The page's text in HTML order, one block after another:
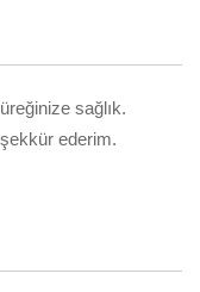
sağlık.
ederim.